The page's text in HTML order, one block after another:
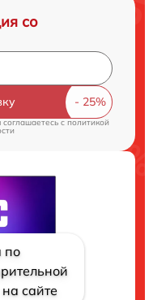
со
соглашаетесь cполитикой
по
сайте